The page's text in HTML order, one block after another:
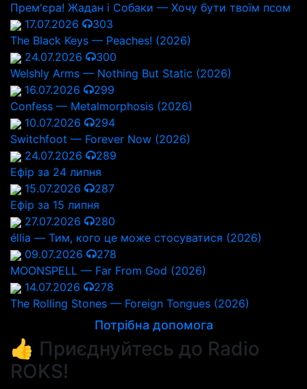
Прем'єра! Жадан і Собаки — Хочу бути твоїм псом
17.07.2026
303
The Black Keys — Peaches! (2026)
24.07.2026
300
Welshly Arms — Nothing But Static (2026)
16.07.2026
299
Confess — Metalmorphosis (2026)
10.07.2026
294
Switchfoot — Forever Now (2026)
24.07.2026
289
Ефір за 24 липня
15.07.2026
287
Ефір за 15 липня
27.07.2026
280
éllia — Тим, кого це може стосуватися (2026)
09.07.2026
278
MOONSPELL — Far From God (2026)
14.07.2026
278
The Rolling Stones — Foreign Tongues (2026)
Потрібна допомога
👍 Приєднуйтесь до Radio
ROKS!